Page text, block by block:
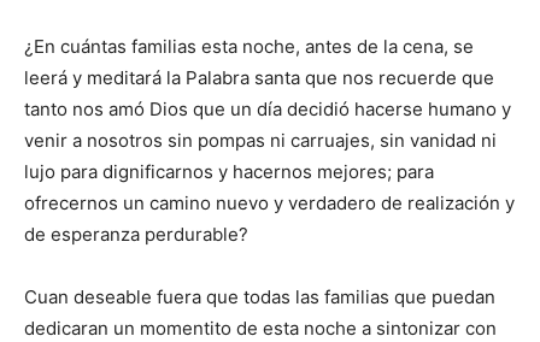
¿En cuántas familias esta noche, antes de la cena, se
leerá y meditará la Palabra santa que nos recuerde que
tanto nos amó Dios que un día decidió hacerse humano y
venir a nosotros sin pompas ni carruajes, sin vanidad ni
lujo para dignificar­nos y hacernos mejores; para
ofrecernos un camino nuevo y verda­dero de realización y
de esperanza perdurable?
Cuan deseable fuera que todas las familias que puedan
dedicaran un momentito de esta noche a sintonizar con